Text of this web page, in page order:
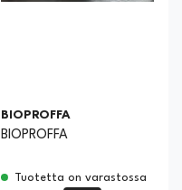
BIOPROFFA
BIOPROFFA
Tuotetta on varastossa